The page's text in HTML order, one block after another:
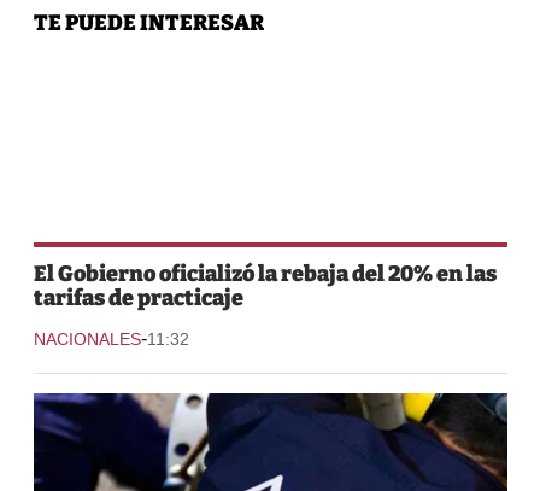
TE PUEDE INTERESAR
El Gobierno oficializó la rebaja del 20% en las
tarifas de practicaje
NACIONALES-11:32